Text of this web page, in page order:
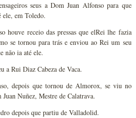
seus a Dom Juan Alfonso para que
ele, em Toledo.
houve receio das pressas que elRei lhe fazia
se tornou para trás e enviou ao Rei um seu
não ia até ele.
a Rui Diaz Cabeza de Vaca.
depois que tornou de Almorox, se viu no
Nuñez, Mestre de Calatrava.
depois que partiu de Valladolid.